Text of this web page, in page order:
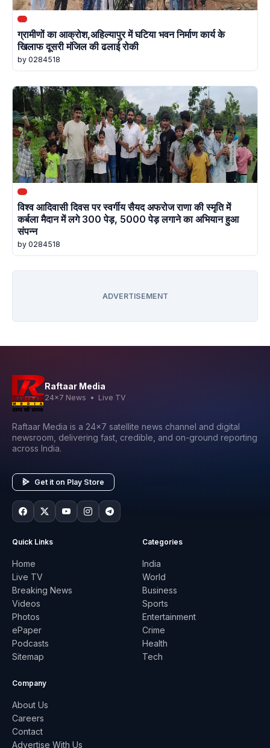
ग्रामीणों का आक्रोश,अहिल्यापुर में घटिया भवन निर्माण कार्य के
खिलाफ दूसरी मंजिल की ढलाई रोकी
by 0284518
विश्व आदिवासी दिवस पर स्वर्गीय सैयद अफरोज राणा की स्मृति में
कर्बला मैदान में लगे 300 पेड़, 5000 पेड़ लगाने का अभियान हुआ
संपन्न
by 0284518
ADVERTISEMENT
Raftaar Media
24x7 News • Live TV
Raftaar Media is a 24x7 satellite news channel and digital
newsroom, delivering fast, credible, and on-ground reporting
across India.
Get it on Play Store
Quick Links
Home
Live TV
Breaking News
Videos
Photos
ePaper
Podcasts
Sitemap
Categories
India
World
Business
Sports
Entertainment
Crime
Health
Tech
Company
About Us
Careers
Contact
Advertise With Us